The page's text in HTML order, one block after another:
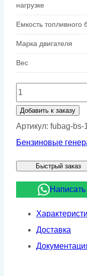
нагрузке
Емкость топливного
Марка двигателя
Вес
Количество
товара
Бензиновый
генератор
BS
14000
Добавить к заказу
Артикул: fubag-bs-
Бензиновые
Быстрый заказ
Доставка